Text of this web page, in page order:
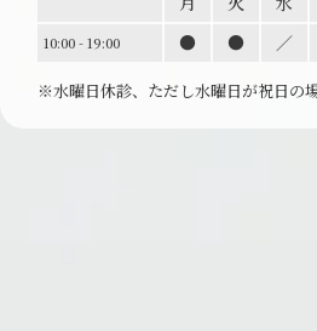
10:00 - 19:00 ● ● ／
※水曜日休診、ただし水曜日が祝日の